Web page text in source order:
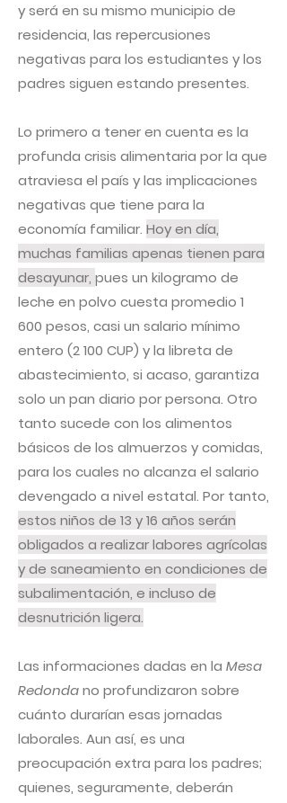
y será en su mismo municipio de
residencia, las repercusiones
negativas para los estudiantes y los
padres siguen estando presentes.
Lo primero a tener en cuenta es la
profunda crisis alimentaria por la que
atraviesa el país y las implicaciones
negativas que tiene para la
economía familiar. Hoy en día,
muchas familias apenas tienen para
desayunar, pues un kilogramo de
leche en polvo cuesta promedio 1
600 pesos, casi un salario mínimo
entero (2 100 CUP) y la libreta de
abastecimiento, si acaso, garantiza
solo un pan diario por persona. Otro
tanto sucede con los alimentos
básicos de los almuerzos y comidas,
para los cuales no alcanza el salario
devengado a nivel estatal. Por tanto,
estos niños de 13 y 16 años serán
obligados a realizar labores agrícolas
y de saneamiento en condiciones de
subalimentación, e incluso de
desnutrición ligera.
Las informaciones dadas en la Mesa
Redondano profundizaron sobre
cuánto durarían esas jornadas
laborales. Aun así, es una
preocupación extra para los padres;
quienes, seguramente, deberán